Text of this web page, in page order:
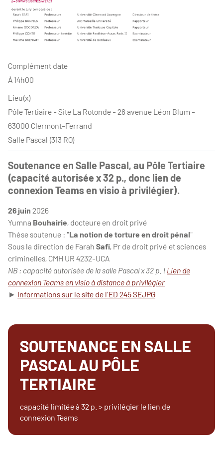
Complément date
À 14h00
Lieu(x)
Pôle Tertiaire - Site La Rotonde - 26 avenue Léon Blum -
63000 Clermont-Ferrand
Salle Pascal (313 RO)
Soutenance en Salle Pascal, au Pôle Tertiaire
(capacité autorisée x 32 p., donc lien de
connexion Teams en visio à privilégier).
26 juin 2026
Yumna Bouhairie, docteure en droit privé
Thèse soutenue : "La notion de torture en droit pénal"
Sous la direction de Farah Safi, Pr de droit privé et sciences
criminelles, CMH UR 4232-UCA
NB : capacité autorisée de la salle Pascal x 32 p. ! Lien de
connexion Teams en visio à distance à privilégier
► Informations sur le site de l'ED 245 SEJPG
SOUTENANCE EN SALLE
PASCALAU PÔLE
TERTIAIRE
capacité limitée à 32 p. > privilégier le lien de
connexion Teams